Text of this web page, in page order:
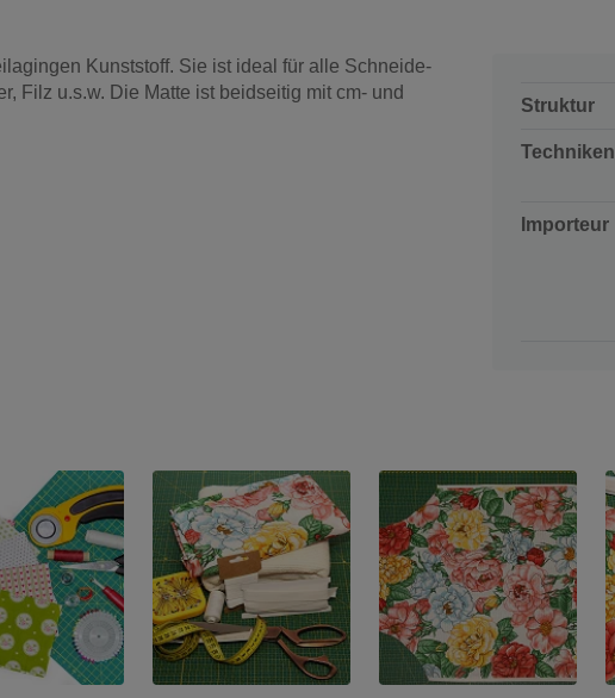
Kunststoff. Sie ist ideal für alle Schneide-
Filz u.s.w. Die Matte ist beidseitig mit cm- und
Struktur
Techniken
Importeur